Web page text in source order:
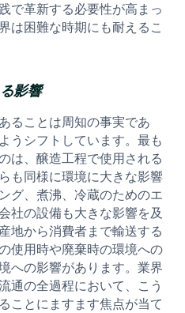
で革新する必要性が高まっ
は困難な時期にも耐えるこ
影響
ることは周知の事実であ
うシフトしています。最も
は、醸造工程で使用される
も同様に環境に大きな影響
グ、煮沸、冷蔵のためのエ
社の設備も大きな影響を及
地から消費者まで輸送する
使用時や廃棄時の環境への
への影響があります。業界
通の全過程において、こう
ことにますます焦点が当て